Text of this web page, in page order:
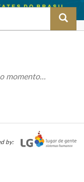
momento...
by: